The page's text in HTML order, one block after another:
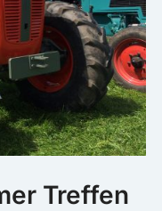
Treffen